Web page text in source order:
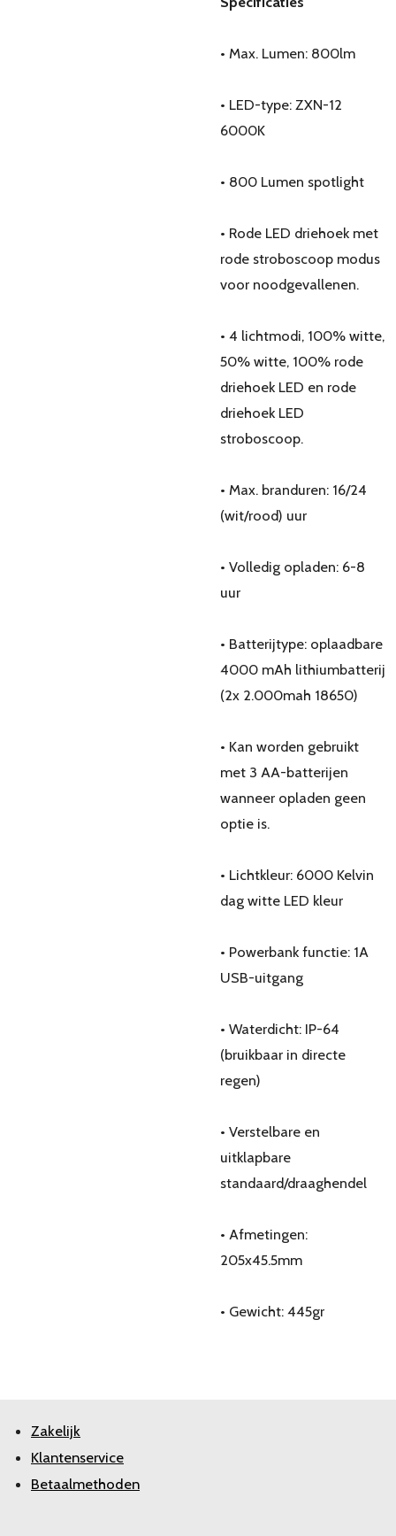
• Max. Lumen: 800lm
• LED-type: ZXN-12
6000K
• 800 Lumen spotlight
• Rode LED driehoek met
rode stroboscoop modus
voor noodgevallenen.
• 4 lichtmodi, 100% witte,
50% witte, 100% rode
driehoek LED en rode
driehoek LED
stroboscoop.
• Max. branduren: 16/24
(wit/rood) uur
• Volledig opladen: 6-8
uur
• Batterijtype: oplaadbare
4000 mAh lithiumbatterij
(2x 2.000mah 18650)
• Kan worden gebruikt
met 3 AA-batterijen
wanneer opladen geen
optie is.
• Lichtkleur: 6000 Kelvin
dag witte LED kleur
• Powerbank functie: 1A
USB-uitgang
• Waterdicht: IP-64
(bruikbaar in directe
regen)
• Verstelbare en
uitklapbare
standaard/draaghendel
• Afmetingen:
205x45.5mm
• Gewicht: 445gr
Zakelijk
Klantenservice
Betaalmethoden